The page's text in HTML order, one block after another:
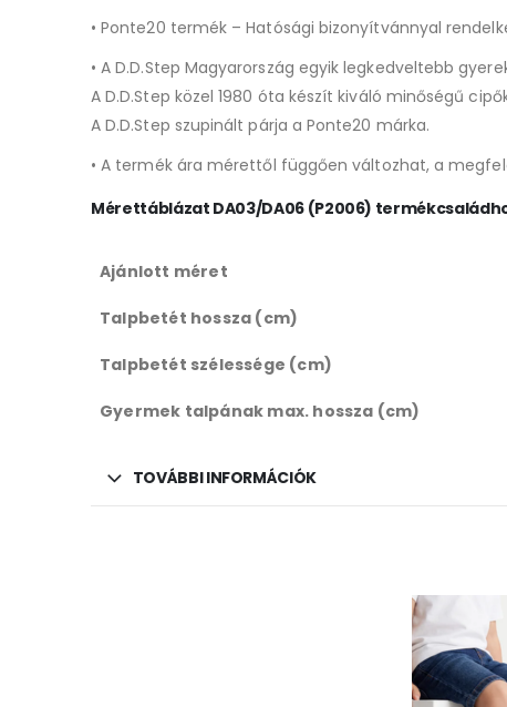
• Ponte20 termék – Hatósági bizonyítvánnyal
• A D.D.Step Magyarország egyik legkedveltebb
A D.D.Step közel 1980 óta készít kiváló minőségű
A D.D.Step szupinált párja a Ponte20 márka.
• A termék ára mérettől függően változhat, a
Mérettáblázat DA03/DA06 (P2006)
Ajánlott méret
Talpbetét hossza (cm)
Talpbetét szélessége (cm)
Gyermek talpának max. hossza (cm)
TOVÁBBI INFORMÁCIÓK